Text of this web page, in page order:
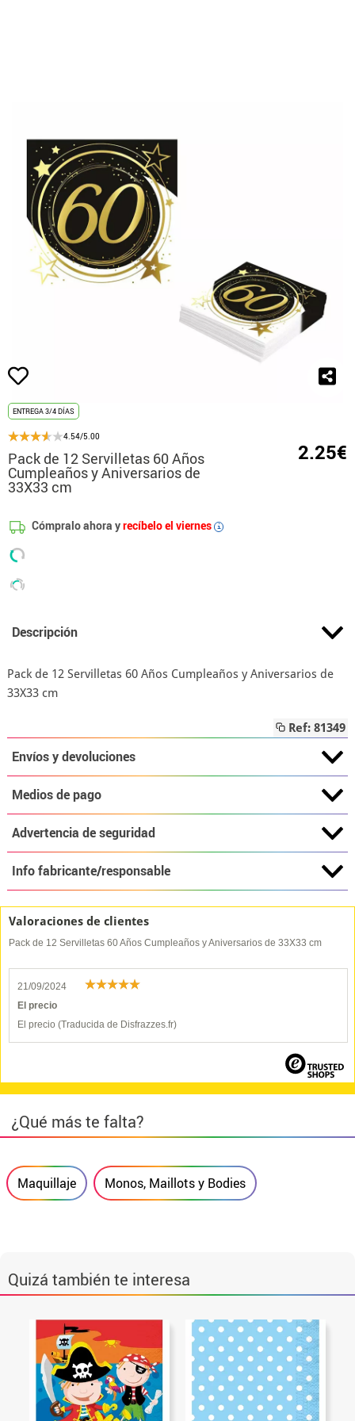
ENTREGA 3/4 DÍAS
4.54/5.00
Pack de 12 Servilletas 60 Años
Cumpleaños y Aniversarios de
33X33 cm
2.25€
Cómpralo ahora yrecíbelo el viernes i
Descripción
Pack de 12 Servilletas 60 Años Cumpleaños y Aniversarios de
33X33 cm
Ref: 81349
Envíos y devoluciones
Medios de pago
Advertencia de seguridad
Info fabricante/responsable
Valoraciones de clientes
Pack de 12 Servilletas 60 Años Cumpleaños y Aniversarios de 33X33 cm
21/09/2024
El precio
El precio (Traducida de Disfrazzes.fr)
¿Qué más te falta?
Maquillaje Monos, Maillots y Bodies
Quizá también te interesa